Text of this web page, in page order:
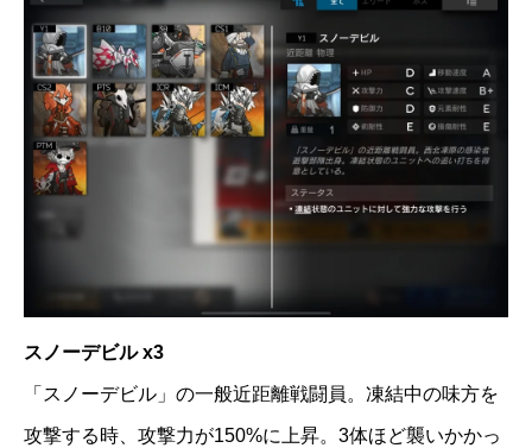
スノーデビル x3
「スノーデビル」の一般近距離戦闘員。凍結中の味方を
攻撃する時、攻撃力が150%に上昇。3体ほど襲いかかっ